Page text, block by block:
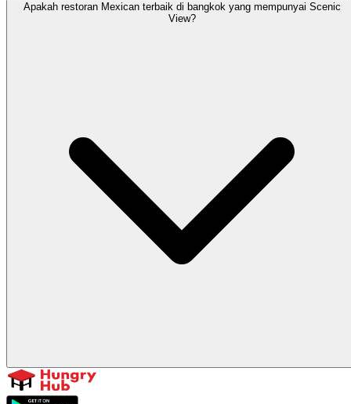
Apakah restoran Mexican terbaik di bangkok yang mempunyai Scenic
View?